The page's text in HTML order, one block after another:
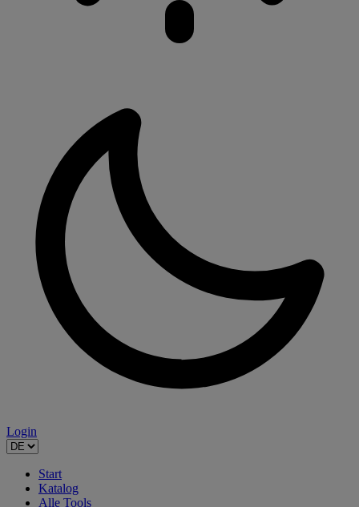
Login
Start
Katalog
Alle Tools